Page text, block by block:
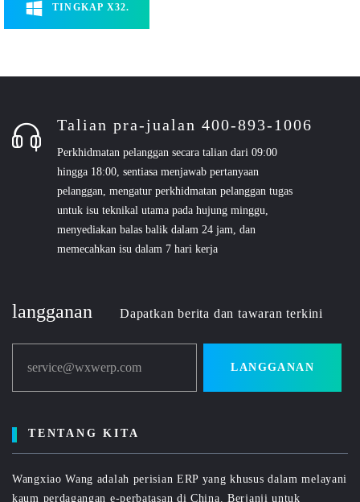
TINGKAP X32.
Talian pra-jualan 400-893-1006
Perkhidmatan pelanggan secara talian dari 09:00
hingga 18:00, sentiasa menjawab pertanyaan
pelanggan, mengatur perkhidmatan pelanggan tugas
untuk isu teknikal utama pada hujung minggu,
menyediakan balas balik dalam 24 jam, dan
memecahkan isu dalam 7 hari kerja
langganan Dapatkan berita dan tawaran terkini
service@wxwerp.com LANGGANAN
TENTANG KITA
Wangxiao Wang adalah perisian ERP yang khusus dalam melayani
kaum perdagangan e-perbatasan di China. Berjanji untuk